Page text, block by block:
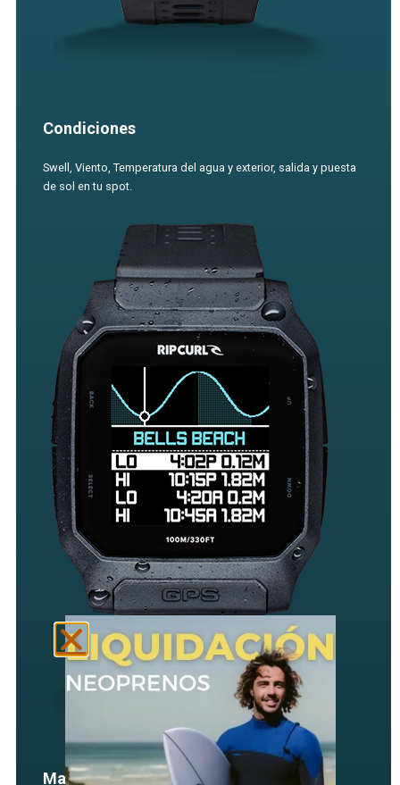
Condiciones
Swell, Viento, Temperatura del agua y exterior, salida y puesta
de sol en tu spot.
Mareas